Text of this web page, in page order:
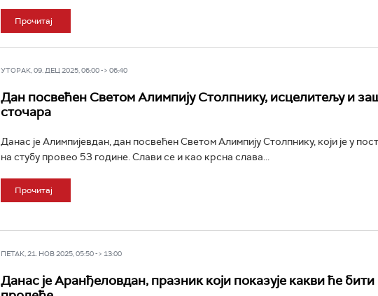
Прочитај
УТОРАК, 09. ДЕЦ 2025, 06:00 -> 06:40
Дан посвећен Светом Алимпију Столпнику, исцелитељу и
сточара
Данас је Алимпијевдан, дан посвећен Светом Алимпију Столпнику, који је у
на стубу провео 53 године. Слави се и као крсна слава...
Прочитај
ПЕТАК, 21. НОВ 2025, 05:50 -> 13:00
Данас је Аранђеловдан, празник који показује какви ће